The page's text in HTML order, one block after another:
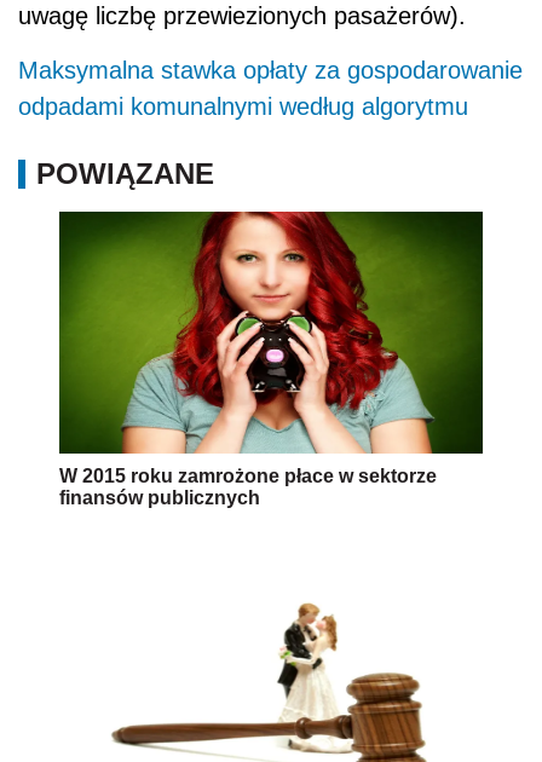
uwagę liczbę przewiezionych pasażerów).
Maksymalna stawka opłaty za gospodarowanie
odpadami komunalnymi według algorytmu
POWIĄZANE
W 2015 roku zamrożone płace w sektorze
finansów publicznych